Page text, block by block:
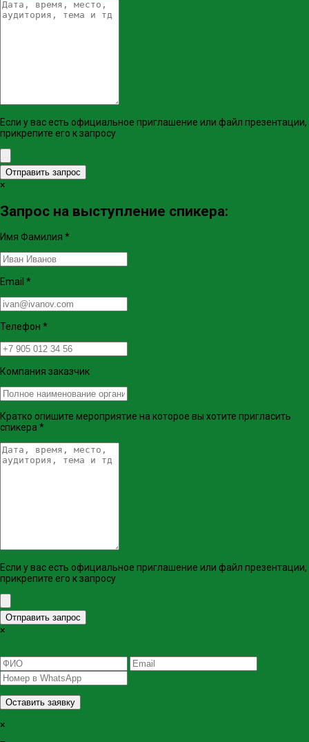
Если у вас есть официальное приглашение или файл презентации,
прикрепите его к запросу
Отправить запрос
×
Запрос на выступление спикера:
Имя Фамилия *
Email *
Телефон *
Компания заказчик
Кратко опишите мероприятие на которое вы хотите пригласить
спикера *
Если у вас есть официальное приглашение или файл презентации,
прикрепите его к запросу
Отправить запрос
×
Оставить заявку
×